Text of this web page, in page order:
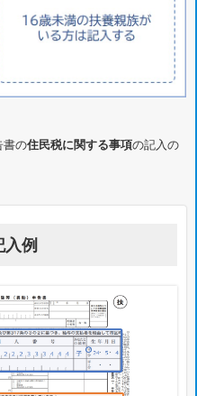
書の住民税に関する事項の記入の
入例